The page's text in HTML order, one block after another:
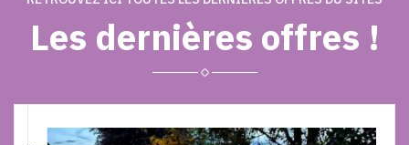
Les dernières offres !